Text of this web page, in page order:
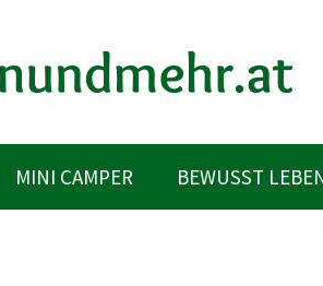
MINI CAMPER BEWUSST